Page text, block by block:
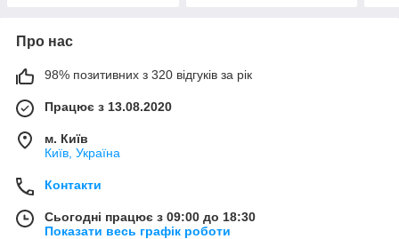
Про нас
98% позитивних з 320 відгуків за рік
Працює з 13.08.2020
м. Київ
Київ, Україна
Контакти
Сьогодні працює з 09:00 до 18:30
Показати весь графік роботи